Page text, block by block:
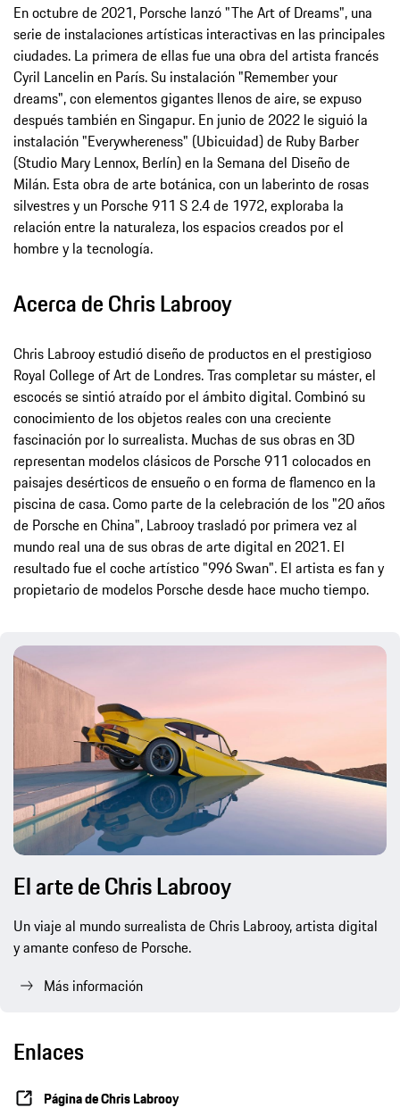
En octubre de 2021, Porsche lanzó "The Art of Dreams", una
serie de instalaciones artísticas interactivas en las principales
ciudades. La primera de ellas fue una obra del artista francés
Cyril Lancelin en París. Su instalación "Remember your
dreams", con elementos gigantes llenos de aire, se expuso
después también en Singapur. En junio de 2022 le siguió la
instalación "Everywhereness" (Ubicuidad) de Ruby Barber
(Studio Mary Lennox, Berlín) en la Semana del Diseño de
Milán. Esta obra de arte botánica, con un laberinto de rosas
silvestres y un Porsche 911 S 2.4 de 1972, exploraba la
relación entre la naturaleza, los espacios creados por el
hombre y la tecnología.
Acerca de Chris Labrooy
Chris Labrooy estudió diseño de productos en el prestigioso
Royal College of Art de Londres. Tras completar su máster, el
escocés se sintió atraído por el ámbito digital. Combinó su
conocimiento de los objetos reales con una creciente
fascinación por lo surrealista. Muchas de sus obras en 3D
representan modelos clásicos de Porsche 911 colocados en
paisajes desérticos de ensueño o en forma de flamenco en la
piscina de casa. Como parte de la celebración de los "20 años
de Porsche en China", Labrooy trasladó por primera vez al
mundo real una de sus obras de arte digital en 2021. El
resultado fue el coche artístico "996 Swan". El artista es fan y
propietario de modelos Porsche desde hace mucho tiempo.
El arte de Chris Labrooy
Un viaje al mundo surrealista de Chris Labrooy, artista digital
y amante confeso de Porsche.
Más información
Enlaces
Página de Chris Labrooy